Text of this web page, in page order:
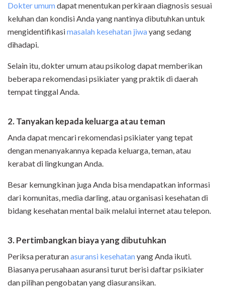
Dokter umumdapat menentukan perkiraan diagnosis sesuai
keluhan dan kondisi Anda yang nantinya dibutuhkan untuk
mengidentifikasimasalah kesehatan jiwayang sedang
dihadapi.
Selain itu, dokter umum atau psikolog dapat memberikan
beberapa rekomendasi psikiater yang praktik di daerah
tempat tinggal Anda.
2. Tanyakan kepada keluarga atau teman
Anda dapat mencari rekomendasi psikiater yang tepat
dengan menanyakannya kepada keluarga, teman, atau
kerabat di lingkungan Anda.
Besar kemungkinan juga Anda bisa mendapatkan informasi
dari komunitas, media darling, atau organisasi kesehatan di
bidang kesehatan mental baik melalui internet atau telepon.
3. Pertimbangkan biayayang dibutuhkan
Periksa peraturanasuransi kesehatanyang Anda ikuti.
Biasanya perusahaan asuransi turut berisi daftar psikiater
dan pilihan pengobatan yang diasuransikan.